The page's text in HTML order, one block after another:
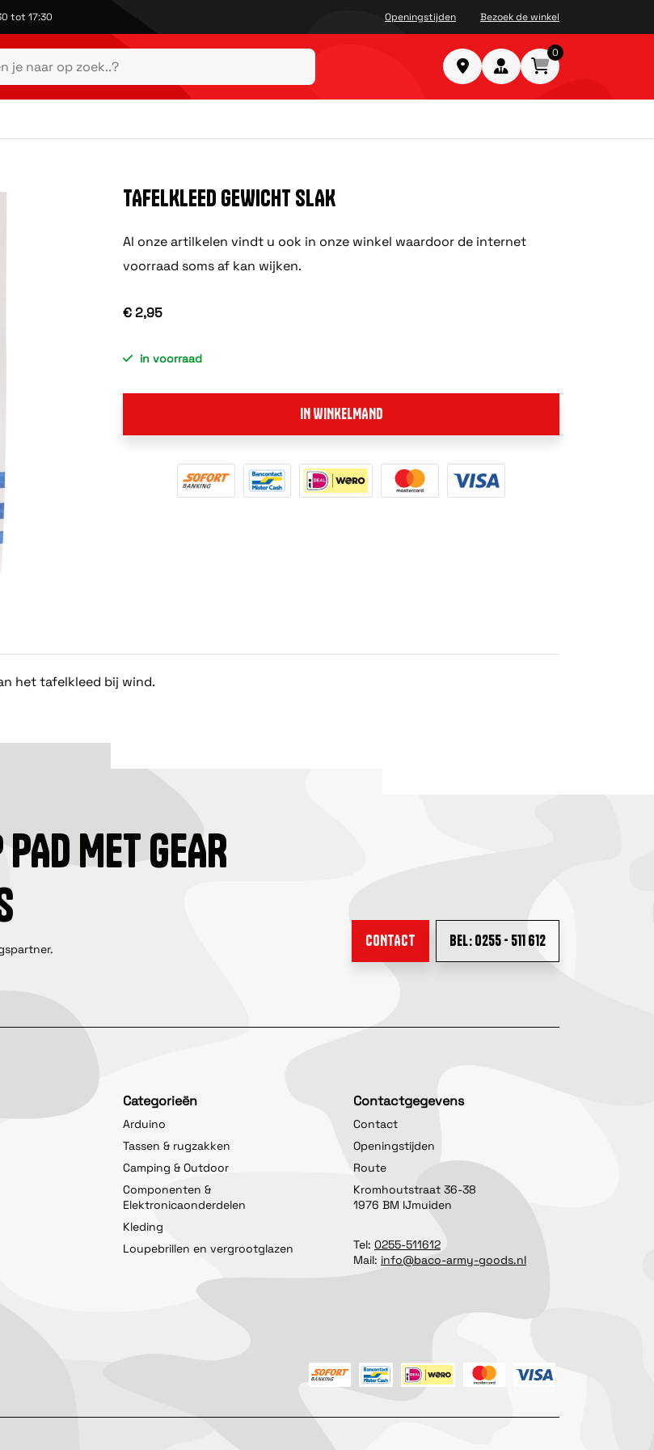
tot 17:30 Openingstijden Bezoek de winkel
0
TAFELKLEED GEWICHT SLAK
Al onze artilkelen vindt u ook in onze winkel waardoor de internet
voorraad soms af kan wijken.
€ 2,95
in voorraad
IN WINKELMAND
het tafelkleed bij wind.
MET GEAR
CONTACT BEL: 0255 - 511 612
Categorieën
Arduino
Tassen & rugzakken
Camping & Outdoor
Componenten &
Elektronicaonderdelen
Kleding
Loupebrillen en vergrootglazen
Contactgegevens
Contact
Openingstijden
Route
Kromhoutstraat 36-38
1976 BM IJmuiden
Tel: 0255-511612
Mail: info@baco-army-goods.nl